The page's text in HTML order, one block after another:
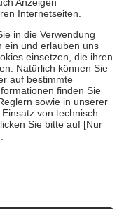
eigene Gesundheit zu
zu unterstützen,
18. Lebensjahr
die von der
echte Bewertungen